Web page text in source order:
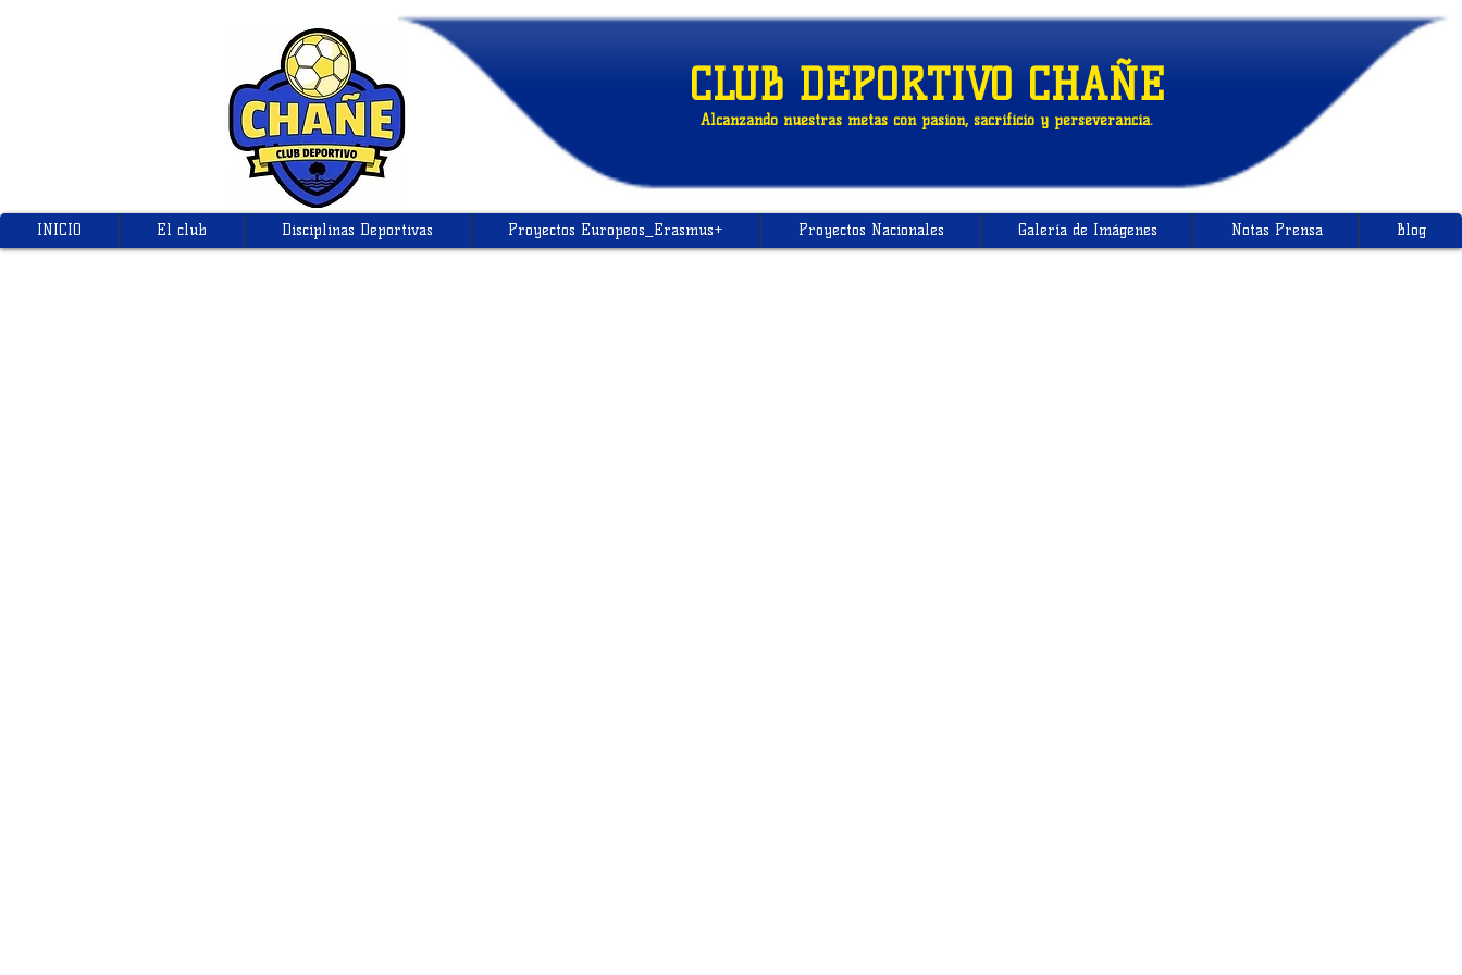
CLUB DEPORTIVO CHAÑE
Alcanzando nuestras metas con pasión, sacrificio y perseverancia.
INICIO El club Disciplinas Deportivas Proyectos Europeos_Erasmus+ Proyectos Nacionales Galería de Imágenes Notas Prensa Blog